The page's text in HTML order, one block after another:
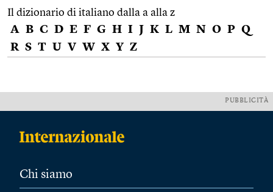
Il dizionario di italiano dalla a alla z
A B C D E F G H I J K L M N O P Q
R S T U V W X Y Z
PUBBLICITÀ
Chi siamo